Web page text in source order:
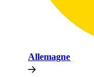
Allemagne​​